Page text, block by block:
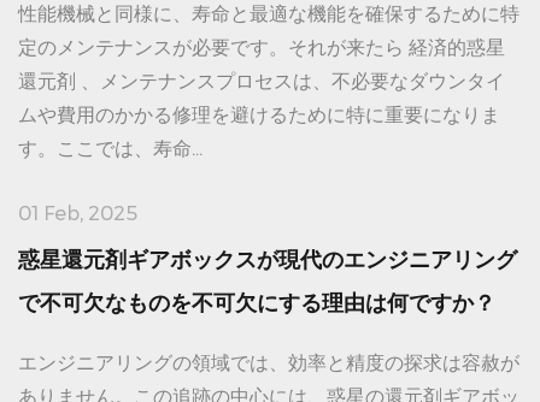
性能機械と同様に、寿命と最適な機能を確保するために特
定のメンテナンスが必要です。それが来たら 経済的惑星
還元剤 、メンテナンスプロセスは、不必要なダウンタイ
ムや費用のかかる修理を避けるために特に重要になりま
す。ここでは、寿命...
01 Feb, 2025
惑星還元剤ギアボックスが現代のエンジニアリング
で不可欠なものを不可欠にする理由は何ですか？
エンジニアリングの領域では、効率と精度の探求は容赦が
ありません。この追跡の中心には、惑星の還元剤ギアボッ